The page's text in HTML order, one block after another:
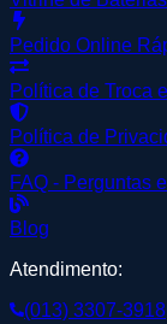
Pedido Online
Política de Troca
Política de
FAQ - Perguntas
Blog
Atendimento:
(013) 3307-3918